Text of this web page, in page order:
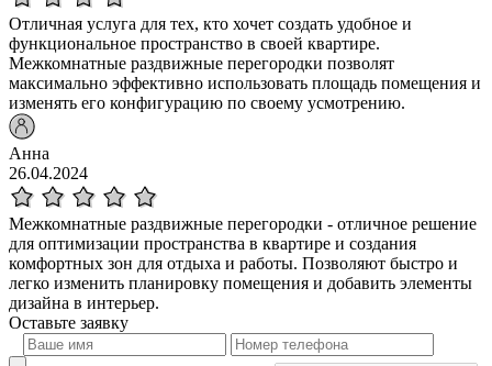
Отличная услуга для тех, кто хочет создать удобное и
функциональное пространство в своей квартире.
Межкомнатные раздвижные перегородки позволят
максимально эффективно использовать площадь помещения и
изменять его конфигурацию по своему усмотрению.
Анна
26.04.2024
Межкомнатные раздвижные перегородки - отличное решение
для оптимизации пространства в квартире и создания
комфортных зон для отдыха и работы. Позволяют быстро и
легко изменить планировку помещения и добавить элементы
дизайна в интерьер.
Оставьте заявку